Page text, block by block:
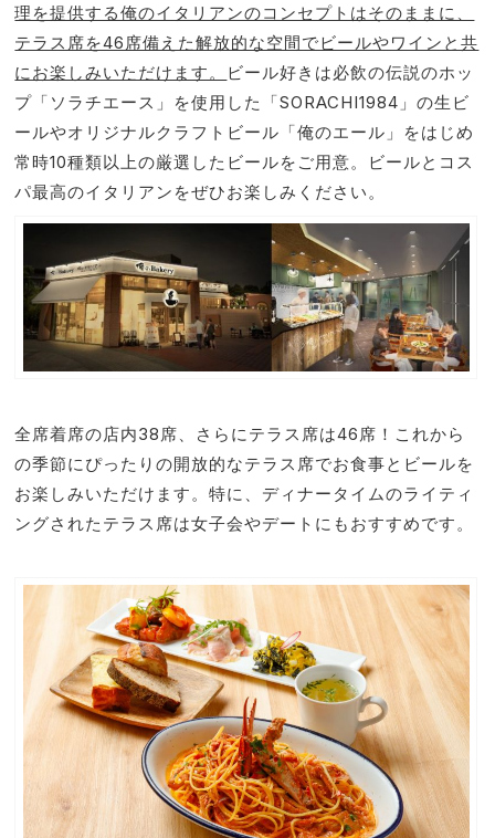
理を提供する俺のイタリアンのコンセプトはそのままに、
テラス席を46席備えた解放的な空間でビールやワインと共
にお楽しみいただけます。 ビール好きは必飲の伝説のホッ
プ「ソラチエース」を使用した「SORACHI1984」の生ビ
ールやオリジナルクラフトビール「俺のエール」をはじめ
常時10種類以上の厳選したビールをご用意。ビールとコス
パ最高のイタリアンをぜひお楽しみください。
全席着席の店内38席、さらにテラス席は46席！これから
の季節にぴったりの開放的なテラス席でお食事とビールを
お楽しみいただけます。特に、ディナータイムのライティ
ングされたテラス席は女子会やデートにもおすすめです。